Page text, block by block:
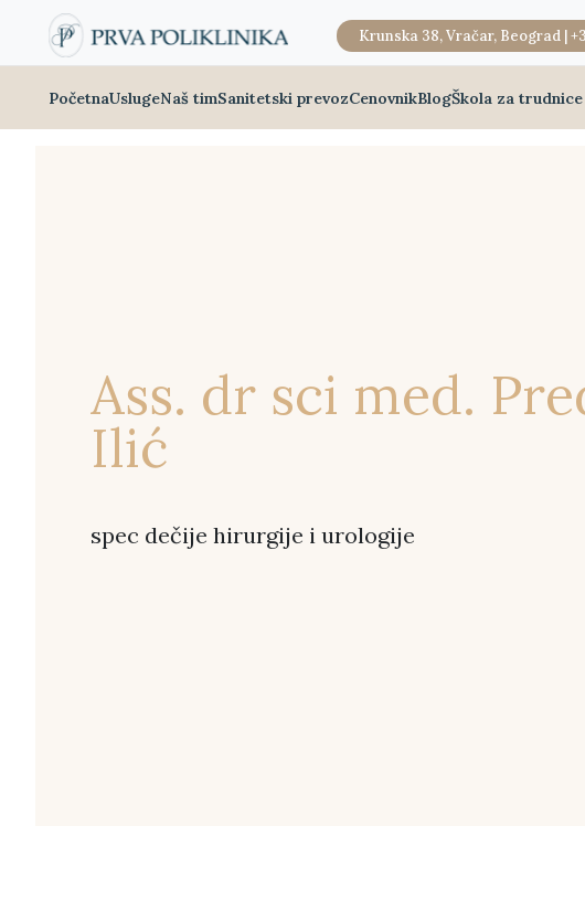
Krunska 38, Vračar, Beograd |
PočetnaUslugeNaš timSanitetski prevozCenovnikBlogŠkola za trudnice
Ass. dr sci med.
Ilić
spec dečije hirurgije i urologije